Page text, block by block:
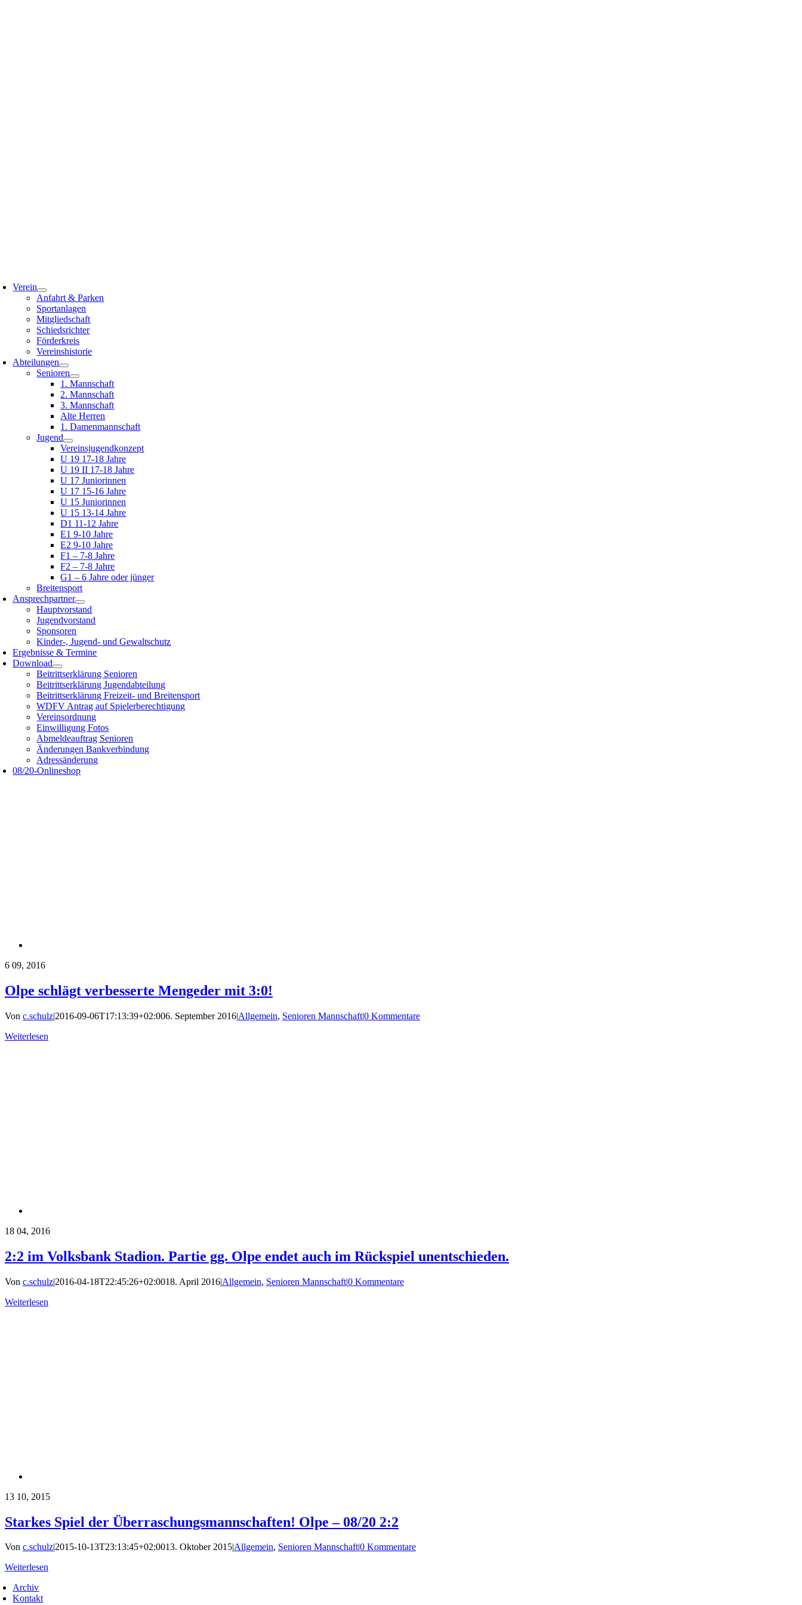
Verein
Anfahrt & Parken
Sportanlagen
Mitgliedschaft
Schiedsrichter
Förderkreis
Vereinshistorie
Abteilungen
Senioren
1. Mannschaft
2. Mannschaft
3. Mannschaft
Alte Herren
1. Damenmannschaft
Jugend
Vereinsjugendkonzept
U 19 17-18 Jahre
U 19 II 17-18 Jahre
U 17 Juniorinnen
U 17 15-16 Jahre
U 15 Juniorinnen
U 15 13-14 Jahre
D1 11-12 Jahre
E1 9-10 Jahre
E2 9-10 Jahre
F1 – 7-8 Jahre
F2 – 7-8 Jahre
G1 – 6 Jahre oder jünger
Breitensport
Ansprechpartner
Hauptvorstand
Jugendvorstand
Sponsoren
Kinder-, Jugend- und Gewaltschutz
Ergebnisse & Termine
Download
Beitrittserklärung Senioren
Beitrittserklärung Jugendabteilung
Beitrittserklärung Freizeit- und Breitensport
WDFV Antrag auf Spielerberechtigung
Vereinsordnung
Einwilligung Fotos
Abmeldeauftrag Senioren
Änderungen Bankverbindung
Adressänderung
08/20-Onlineshop
6 09, 2016
Olpe schlägt verbesserte Mengeder mit 3:0!
Von c.schulz|2016-09-06T17:13:39+02:006. September 2016|Allgemein, Senioren Mannschaft|0 Kommentare
Weiterlesen
18 04, 2016
2:2 im Volksbank Stadion. Partie gg. Olpe endet auch im Rückspiel unentschieden.
Von c.schulz|2016-04-18T22:45:26+02:0018. April 2016|Allgemein, Senioren Mannschaft|0 Kommentare
Weiterlesen
13 10, 2015
Starkes Spiel der Überraschungsmannschaften! Olpe – 08/20 2:2
Von c.schulz|2015-10-13T23:13:45+02:0013. Oktober 2015|Allgemein, Senioren Mannschaft|0 Kommentare
Weiterlesen
Archiv
Kontakt